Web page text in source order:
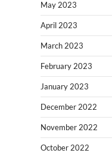
May 2023
April 2023
March 2023
February 2023
January 2023
December 2022
November 2022
October 2022